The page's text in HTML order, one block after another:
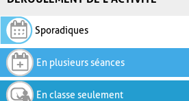
Sporadiques
En plusieurs séances
En classe seulement